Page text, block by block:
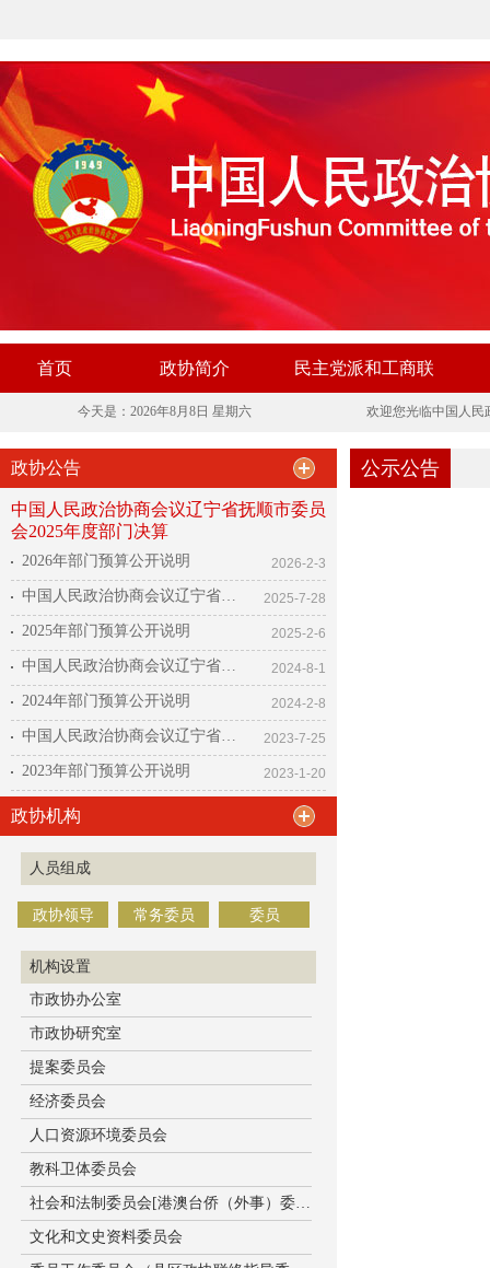
首页 政协简介 民主党派和工商联
今天是：2026年8月8日 星期六 欢迎您光临中国人民
政协公告
中国人民政治协商会议辽宁省抚顺市委员
会2025年度部门决算
2026年部门预算公开说明 2026-2-3
中国人民政治协商会议辽宁省抚顺市委员会2024年度部门决算 2025-7-28
2025年部门预算公开说明 2025-2-6
中国人民政治协商会议辽宁省抚顺市委员会2023年度部门决算公开 2024-8-1
2024年部门预算公开说明 2024-2-8
中国人民政治协商会议辽宁省抚顺市委员会2022年度部门决算 2023-7-25
2023年部门预算公开说明 2023-1-20
政协机构
人员组成
政协领导 常务委员 委员
机构设置
市政协办公室
市政协研究室
提案委员会
经济委员会
人口资源环境委员会
教科卫体委员会
社会和法制委员会[港澳台侨（外事）委员会]
文化和文史资料委员会
公示公告